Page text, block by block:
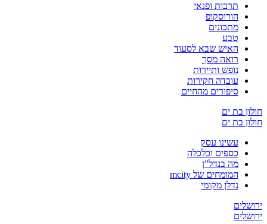
תרבות ופנאי
הורוסקופ
מתכונים
טבע
האיש שבא לסעוד
רואה מסך
נופש ותיירות
עובדה חקירות
סיפורים מהחיים
בת ים
בת ים
עשינו עסק
כספים וכלכלה
מה בנדל”ן
המומחים של mcity
נדלן מקומי